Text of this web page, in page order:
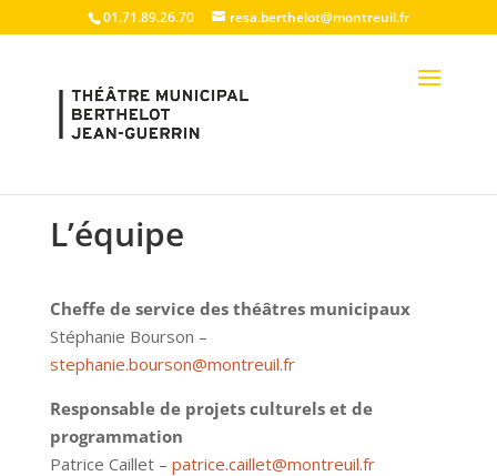
01.71.89.26.70 resa.berthelot@montreuil.fr
L’équipe
Cheffe de service des théâtres municipaux
Stéphanie Bourson –
stephanie.bourson@montreuil.fr
Responsable de projets culturels et de
programmation
Patrice Caillet – patrice.caillet@montreuil.fr